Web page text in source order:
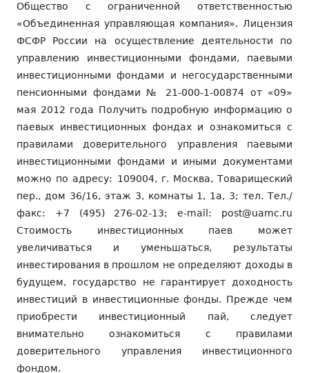
подвала
Общество с ограниченной ответственностью
«Объединенная управляющая компания». Лицензия
ФСФР России на осуществление деятельности по
управлению инвестиционными фондами, паевыми
инвестиционными фондами и негосударственными
пенсионными фондами № 21-000-1-00874 от «09»
мая 2012 года Получить подробную информацию о
паевых инвестиционных фондах и ознакомиться с
правилами доверительного управления паевыми
инвестиционными фондами и иными документами
можно по адресу: 109004, г. Москва, Товарищеский
пер., дом 36/16, этаж 3, комнаты 1, 1а, 3; тел. Тел./
факс: +7 (495) 276-02-13; e-mail: post@uamc.ru
Стоимость инвестиционных паев может
увеличиваться и уменьшаться, результаты
инвестирования в прошлом не определяют доходы в
будущем, государство не гарантирует доходность
инвестиций в инвестиционные фонды. Прежде чем
приобрести инвестиционный пай, следует
внимательно ознакомиться с правилами
доверительного управления инвестиционного
фондом.